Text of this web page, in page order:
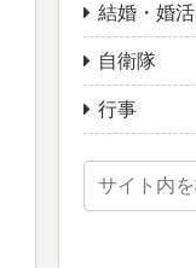
結婚・婚活
自衛隊
行事